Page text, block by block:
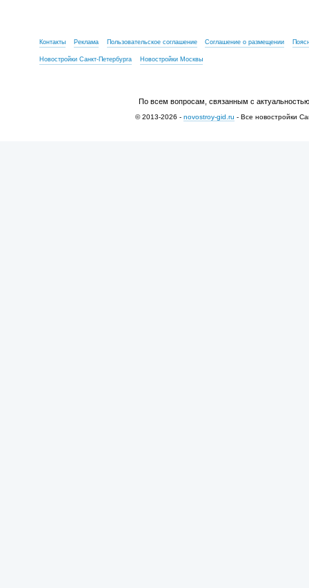
Контакты Реклама Пользовательское соглашение Соглашение о размещении
Новостройки Санкт-Петербурга Новостройки Москвы
По всем вопросам, связанным с
© 2013-2026 - novostroy-gid.ru - Все новостройки